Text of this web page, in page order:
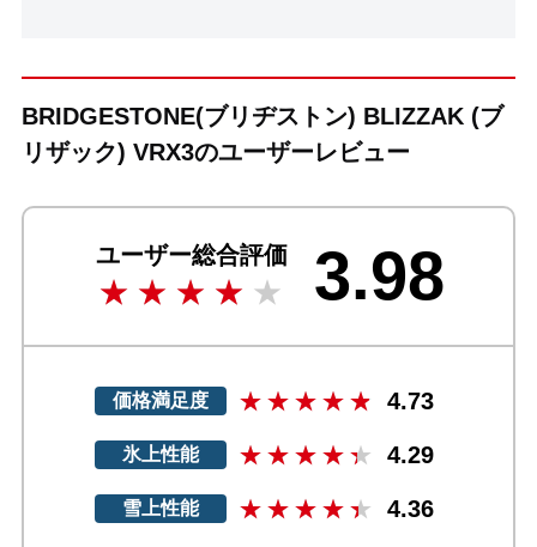
BRIDGESTONE(ブリヂストン) BLIZZAK (ブ
リザック) VRX3のユーザーレビュー
ユーザー総合評価 3.98
価格満足度 4.73
氷上性能 4.29
雪上性能 4.36